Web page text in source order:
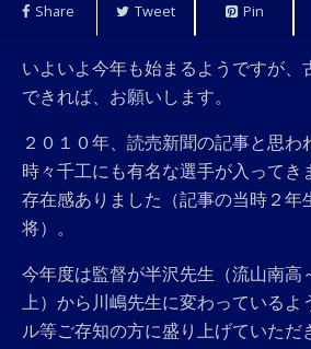
Share Tweet Pin
いよいよ今年も始まるようですが、
できれば、お願いします。
２０１０年、読売新聞の記事と思わ
時々千工にも有名な選手が入ってき
存在感ありました（記事の当時２年
将）。
今年度は監督が半沢先生（流山南高
上）から川嶋先生に変わっているよ
ル等ご存知の方に盛り上げていただ